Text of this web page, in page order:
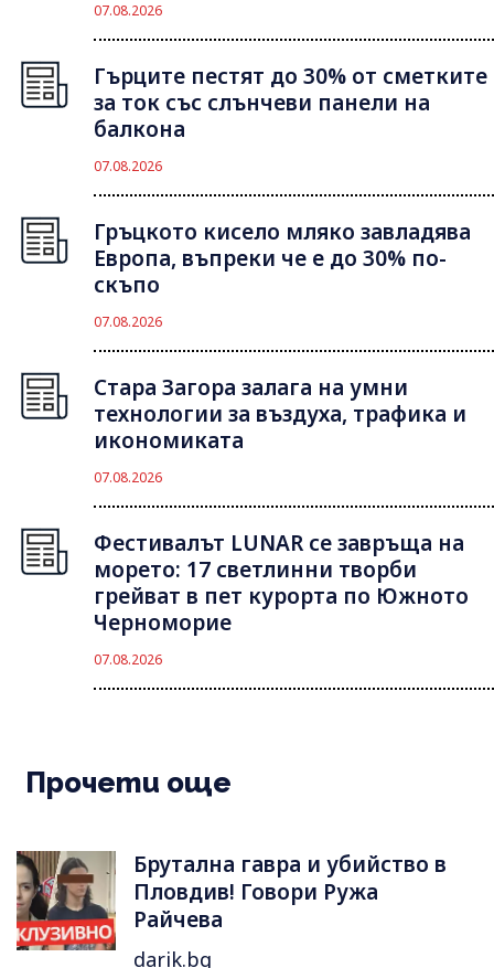
07.08.2026
Гърците пестят до 30% от сметките
за ток със слънчеви панели на
балкона
07.08.2026
Гръцкото кисело мляко завладява
Европа, въпреки че е до 30% по-
скъпо
07.08.2026
Стара Загора залага на умни
технологии за въздуха, трафика и
икономиката
07.08.2026
Фестивалът LUNAR се завръща на
морето: 17 светлинни творби
грейват в пет курорта по Южното
Черноморие
07.08.2026
Прочети още
Брутална гавра и убийство в
Пловдив! Говори Ружа
Райчева
darik.bg